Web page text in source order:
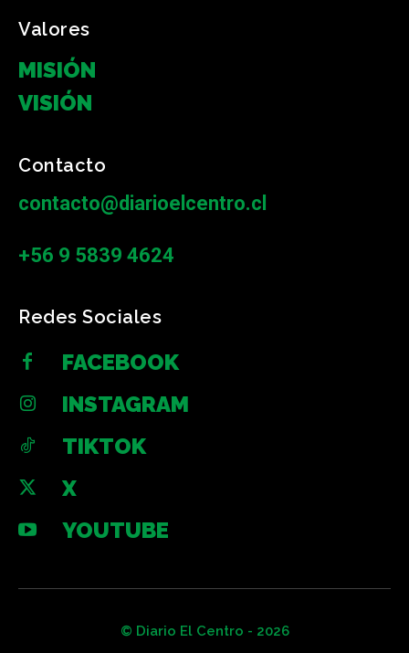
Valores
MISIÓN
VISIÓN
Contacto
contacto@diarioelcentro.cl
+56 9 5839 4624
Redes Sociales
FACEBOOK
INSTAGRAM
TIKTOK
X
YOUTUBE
© Diario El Centro - 2026